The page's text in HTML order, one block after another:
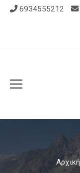
6934555212
Αρχική